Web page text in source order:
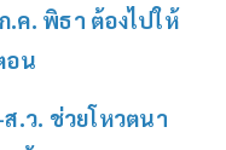
.ค. พิธา ต้องไปให้
อน
.ว. ช่วยโหวตนา